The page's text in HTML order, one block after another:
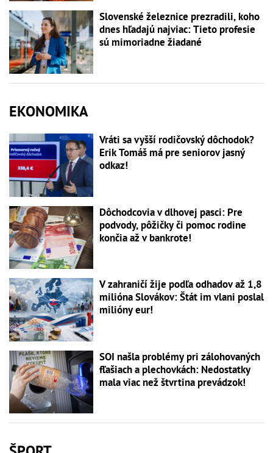
Slovenské železnice prezradili, koho
dnes hľadajú najviac: Tieto profesie
sú mimoriadne žiadané
EKONOMIKA
Vráti sa vyšší rodičovský dôchodok?
Erik Tomáš má pre seniorov jasný
odkaz!
Dôchodcovia v dlhovej pasci: Pre
podvody, pôžičky či pomoc rodine
končia až v bankrote!
V zahraničí žije podľa odhadov až 1,8
milióna Slovákov: Štát im vlani poslal
milióny eur!
SOI našla problémy pri zálohovaných
fľašiach a plechovkách: Nedostatky
mala viac než štvrtina prevádzok!